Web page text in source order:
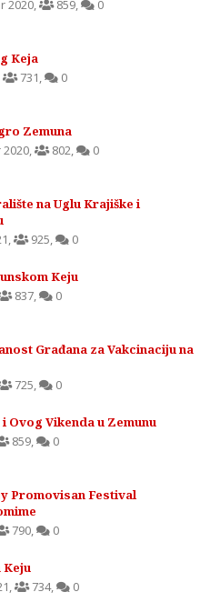
2020, 859, 0
Keja
731, 0
Zemuna
2020, 802, 0
na Uglu Krajiške i
, 925, 0
Keju
837, 0
Građana za Vakcinaciju na
725, 0
Ovog Vikenda u Zemunu
859, 0
Promovisan Festival
790, 0
Keju
, 734, 0